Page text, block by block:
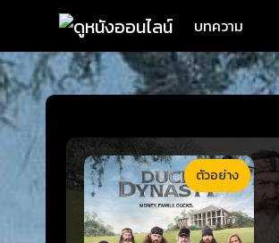
บทความ
ตัวอย่าง